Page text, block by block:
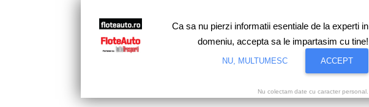
Ca sa nu pierzi informatii esentiale de la experti in
domeniu, accepta sa le impartasim cu tine!
NU, MULTUMESC ACCEPT
Nu colectam date cu caracter personal.